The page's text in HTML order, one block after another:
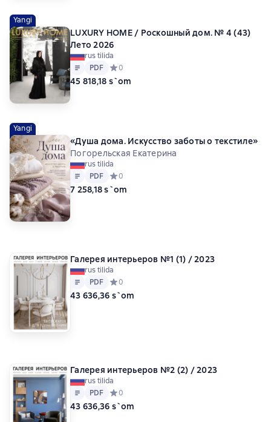
Yangi
LUXURY HOME / Роскошный дом. № 4 (43)
Лето 2026
rus tilida
Matn
PDF
PDF Средний рейтинг 0 на основе 0 оценок
0
45 818,18 s`om
Yangi
«Душа дома. Искусство заботы о текстиле»
Погорельская Екатерина
rus tilida
Matn
PDF
PDF Средний рейтинг 0 на основе 0 оценок
0
7 258,18 s`om
Галерея интерьеров №1 (1) / 2023
rus tilida
Matn
PDF
PDF Средний рейтинг 0 на основе 0 оценок
0
43 636,36 s`om
Галерея интерьеров №2 (2) / 2023
rus tilida
Matn
PDF
PDF Средний рейтинг 0 на основе 0 оценок
0
43 636,36 s`om